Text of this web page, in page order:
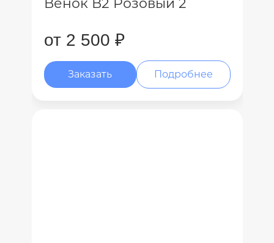
Венок В2 Розовый 2
от 2 500 ₽
Заказать Подробнее